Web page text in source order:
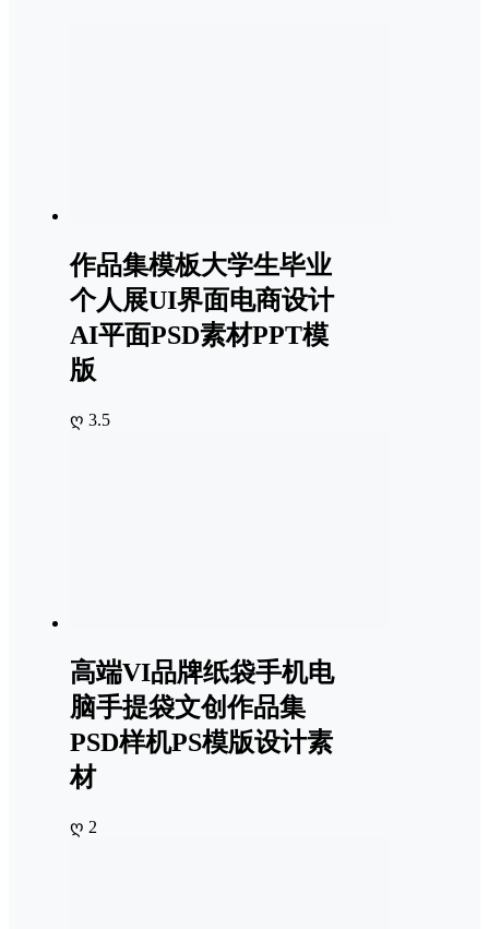
作品集模板大学生毕业
个人展UI界面电商设计
AI平面PSD素材PPT模
版
ღ 3.5
高端VI品牌纸袋手机电
脑手提袋文创作品集
PSD样机PS模版设计素
材
ღ 2